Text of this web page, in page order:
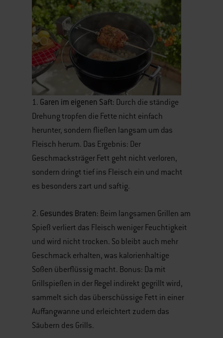
1. Garen im eigenen Saft: Durch die ständige
Drehung tropfen die Fette nicht einfach
herunter, sondern fließen langsam um das
Fleisch herum. Das Ergebnis: Der
Geschmacksträger Fett geht nicht verloren,
sondern dringt tief ins Fleisch ein und macht
es besonders zart und saftig.
2. Gesundes Braten: Beim langsamen Grillen am
Spieß verliert das Fleisch weniger Feuchtigkeit
und wird nicht trocken. So bleibt auch mehr
Geschmack erhalten, was kalorienhaltige
Soßen überflüssig macht. Bonus: Da mit
Grillspießen in der Regel indirekt gegrillt wird,
sammelt sich das überschüssige Fett in einer
Auffangwanne und erleichtert zudem das
Säubern des Grills.